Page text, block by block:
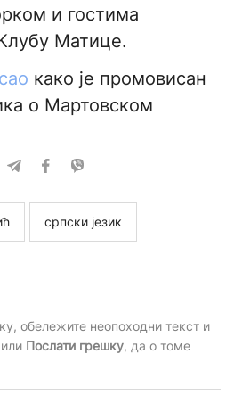
и гостима
Матице.
како је промовисан
о Мартовском
српски језик
обележите неопоходни текст и
Послати грешку, да о томе